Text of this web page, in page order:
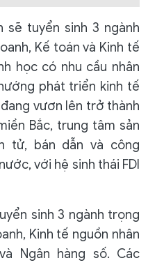
sẽ tuyển sinh 3 ngành
Kế toán và Kinh tế
học có nhu cầu nhân
phát triển kinh tế
vươn lên trở thành
Bắc, trung tâm sản
tử, bán dẫn và công
với hệ sinh thái FDI
sinh 3 ngành trọng
Kinh tế nguồn nhân
Ngân hàng số. Các